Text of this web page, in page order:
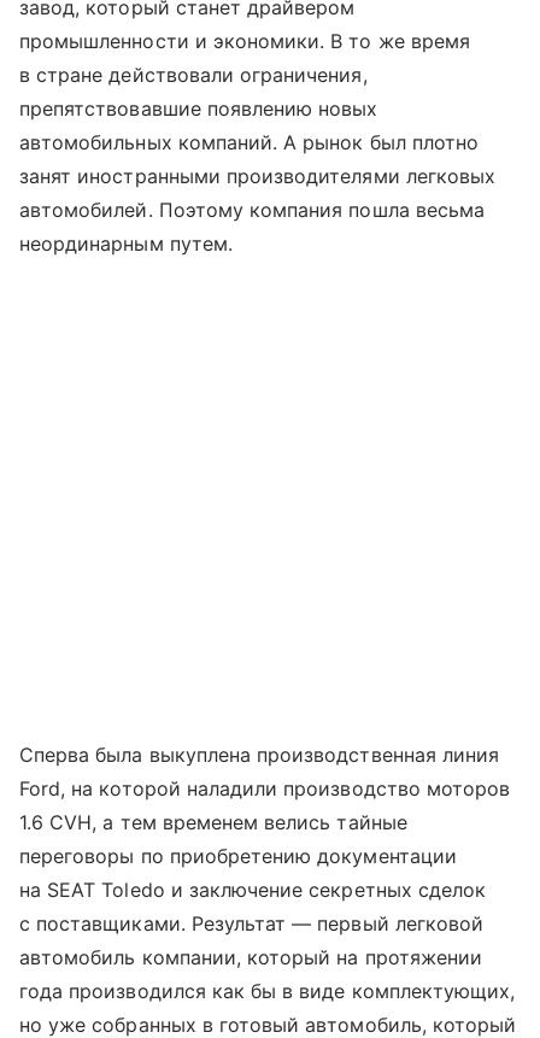
завод, который станет драйвером
промышленности и экономики. В то же время
в стране действовали ограничения,
препятствовавшие появлению новых
автомобильных компаний. А рынок был плотно
занят иностранными производителями легковых
автомобилей. Поэтому компания пошла весьма
неординарным путем.
Сперва была выкуплена производственная линия
Ford, на которой наладили производство моторов
1.6 CVH, а тем временем велись тайные
переговоры по приобретению документации
на SEAT Toledo и заключение секретных сделок
с поставщиками. Результат — первый легковой
автомобиль компании, который на протяжении
года производился как бы в виде комплектующих,
но уже собранных в готовый автомобиль, который